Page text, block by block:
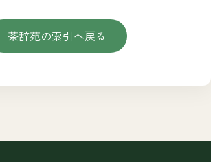
茶辞苑の索引へ戻る